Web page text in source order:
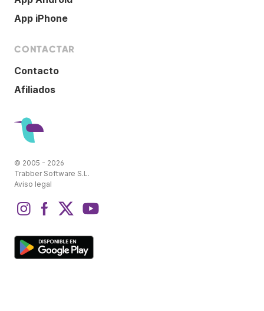
App iPhone
CONTACTAR
Contacto
Afiliados
© 2005 - 2026
Trabber Software S.L.
Aviso legal